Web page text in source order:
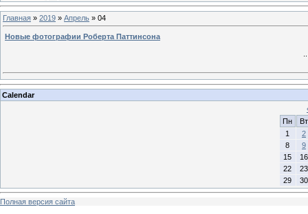
Главная » 2019 » Апрель » 04
Новые фотографии Роберта Паттинсона
Calendar
Пн
Вт
1
2
8
9
15
16
22
23
29
30
Полная версия сайта